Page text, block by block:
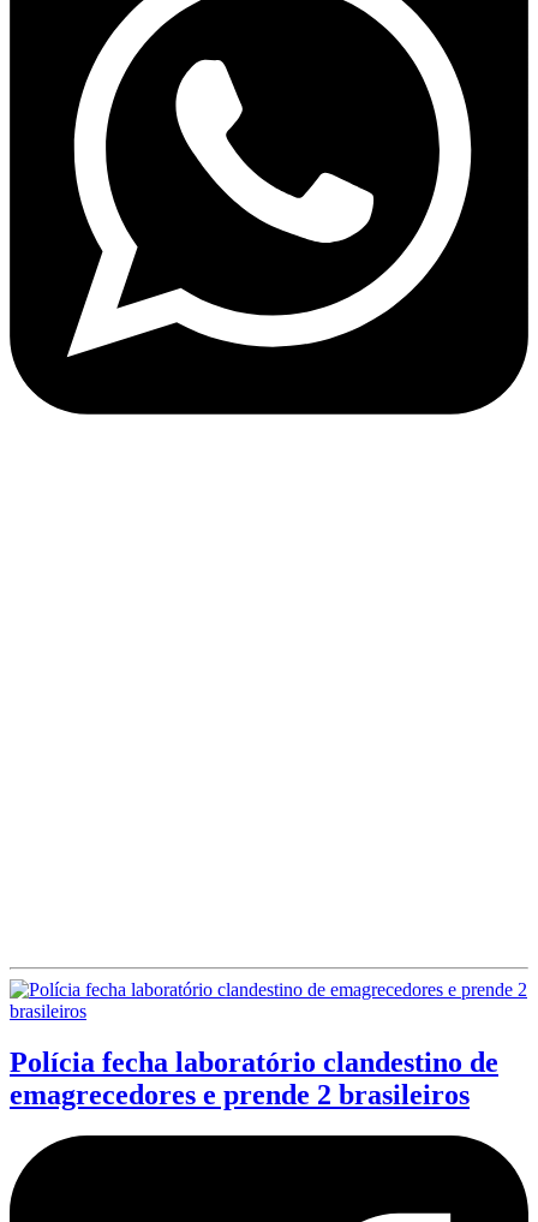
Polícia fecha laboratório clandestino de
emagrecedores e prende 2 brasileiros